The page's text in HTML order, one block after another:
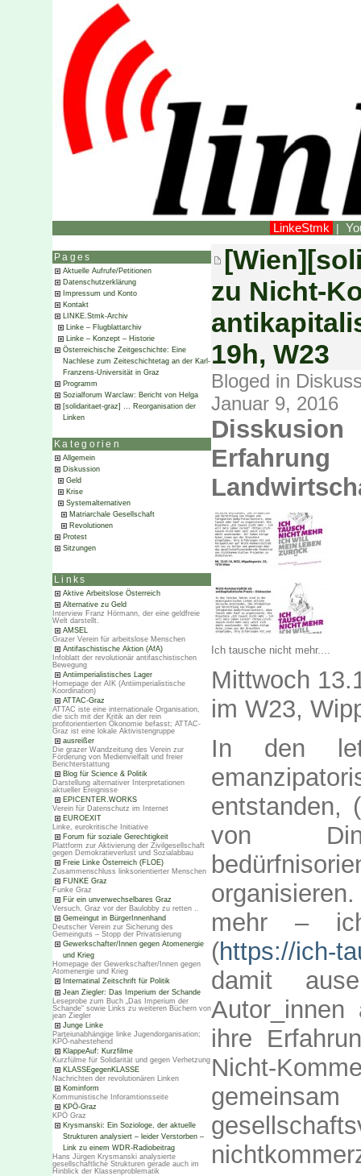
LinkeStmk |
Pages
Aktuelle Aufrufe/Petitionen
Datenschutzerklärung
Impressum und Konto
Kontakt
LINKE.Stmk-Archiv
Linke – Flugblattarchiv
Linke – Konzept – Historie
Österreichische Zeitgeschichte: Eine
Nachlese zum Zeiteschichtetag an der Karl-
Franzens-Universität in Graz
Programm
Sozialforum Warclaw: Bericht von Helga
[solidaritaet-graz] … Reorganisation der
Linken
Kategorien
Allgemein
Diskussion
Geld
Krise
Systemalternativen
Matriarchale Gesellschaft
Revolutionen
Protest
Sitzungen
Links
Aktive Arbeitslose Österreich
Alternative zu Geld
Interview Franz Hörmann, der eine geldfreie
Welt darstellt.
AMSEL
Grazer Verein für arbeitslose Menschen
Antifaschistische Aktion (AfA)
Infoblatt der revolutionär antifaschistischen
Bewegung
Antiimperialistisches Lager
Homepage der AIK (Antiimperialistische
Koordination)
ATTAC-Graz
ATTAC iste eine internationale Organisation,
die sich mit der Kritik an der rein
profitorientierten Ökonomie befasst; ATTAC-
Graz ist eine lokale Aktivistengruppe
ausreißer
Die grazer Wandzeitung des Verein zur
Förderung von Medienvielfalt und freier
Berichterstattung
Blog für Science & Politik
Darstellung alternativer Interpretationen
aktueller Ereignisse
EPICENTER.WORKS
Verein für Datenschutz im Internet
EUROEXIT
Linke, eurokritische Initiative
Forum für soziale Gerechtigkeit
Plattform zur Aktivierung der Zivilgesellschaft
gegen Demokratieverlust und Sozialabbau
Freie Linke Österreich (FLOE)
Zusammenschluss linksorientierter Menschen
FUNKE Graz
Funke Graz
Für ein unverwechselbares Graz
Versuch, Graz vor der Baulobby zu retten ..
Gemeingut in BürgerInnenhand
Deutscher Verein zur Sicherung des
Gemeinguts – Stopp der Privatisierung
Gewerkschafter/Innen gegen Atomenergie
und Krieg
Homepage der Gewerkschafter/Innen gegen
Atomenergie und Krieg
Internatinal Zeitschrift für Politik
Jean Ziegler: Das Imperium der Schande
Leseprobe zum Buch „Das Imperium der
Schande“ sowie Links zu weiteren Büchern von
jean Ziegler
Junge Linke
Parteiunabhängige linke Jugendorganisation;
KPÖ-nahestehend
KlappeAuf: Kurzfilme
Kurzfülme für Solidarität und gegen Verhetzung
KLASSEgegenKLASSE
Nachrichten der revolutionären Linken
Kominform
Kommunistische Inforamtionsseite
KPÖ-Graz
KPÖ Graz
Krysmanski: Ein Soziologe, der aktuelle
Strukturen analysiert – leider Verstorben –
Link zu einem WDR-Radiobeitrag
Hans Jürgen Krysmanski analysierte
gesellschaftliche Strukturen gerade auch im
Hinblick der Klassenproblematik
zu Nicht-
19h, W23
Bloged in
Januar 9, 2016
Ich tausche nicht mehr....
Mittwoch
im W23,
In den
entstanden,
von
mehr –
(https://ich-
damit
Autor_innen
ihre
Nicht-